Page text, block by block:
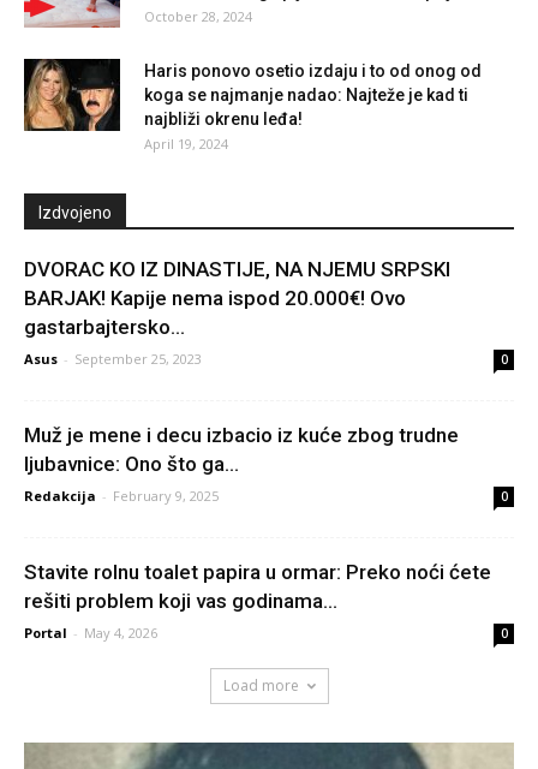
October 28, 2024
Haris ponovo osetio izdaju i to od onog od
koga se najmanje nadao: Najteže je kad ti
najbliži okrenu leđa!
April 19, 2024
Izdvojeno
DVORAC KO IZ DINASTIJE, NA NJEMU SRPSKI
BARJAK! Kapije nema ispod 20.000€! Ovo
gastarbajtersko...
Asus - September 25, 2023 0
Muž je mene i decu izbacio iz kuće zbog trudne
ljubavnice: Ono što ga...
Redakcija - February 9, 2025 0
Stavite rolnu toalet papira u ormar: Preko noći ćete
rešiti problem koji vas godinama...
Portal - May 4, 2026 0
Load more